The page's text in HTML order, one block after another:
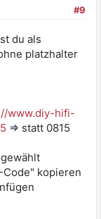
#9
du als
platzhalter
www.diy-hifi-
=> statt 0815
kopieren